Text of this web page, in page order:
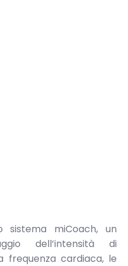
sistema miCoach, un
dell’intensità di
frequenza cardiaca, le